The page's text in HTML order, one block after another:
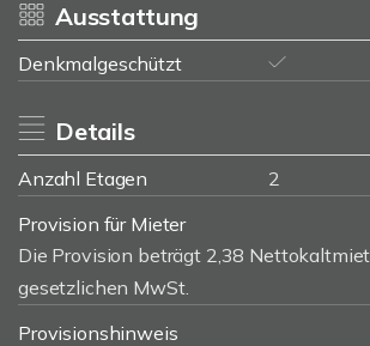
Ausstattung
Denkmalgeschützt
Details
Anzahl Etagen
2
Provision für Mieter
Die Provision beträgt 2,38
gesetzlichen MwSt.
Provisionshinweis